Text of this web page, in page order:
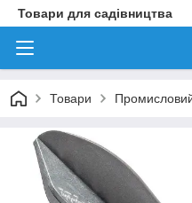
Товари для садівництва
Товари